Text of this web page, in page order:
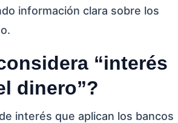
información clara sobre los
“interés
dinero”?
interés que aplican los bancos